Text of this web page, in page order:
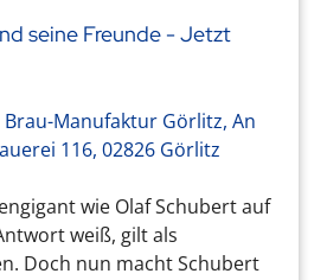
seine Freunde - Jetzt
Manufaktur Görlitz, An
116, 02826 Görlitz
wie Olaf Schubert auf
weiß, gilt als
Doch nun macht Schubert